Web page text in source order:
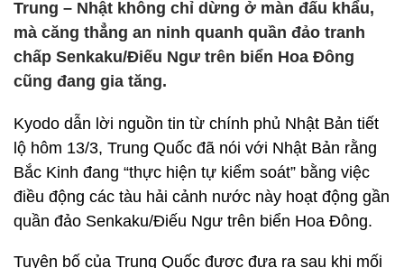
Trung – Nhật không chỉ dừng ở màn đấu khẩu,
mà căng thẳng an ninh quanh quần đảo tranh
chấp Senkaku/Điếu Ngư trên biển Hoa Đông
cũng đang gia tăng.
Kyodo dẫn lời nguồn tin từ chính phủ Nhật Bản tiết
lộ hôm 13/3, Trung Quốc đã nói với Nhật Bản rằng
Bắc Kinh đang “thực hiện tự kiểm soát” bằng việc
điều động các tàu hải cảnh nước này hoạt động gần
quần đảo Senkaku/Điếu Ngư trên biển Hoa Đông.
Tuyên bố của Trung Quốc được đưa ra sau khi mối